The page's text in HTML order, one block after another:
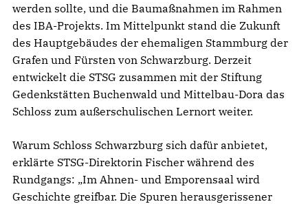
werden sollte, und die Baumaßnahmen im Rahmen
des IBA-Projekts. Im Mittelpunkt stand die Zukunft
des Hauptgebäudes der ehemaligen Stammburg der
Grafen und Fürsten von Schwarzburg. Derzeit
entwickelt die STSG zusammen mit der Stiftung
Gedenkstätten Buchenwald und Mittelbau-Dora das
Schloss zum außerschulischen Lernort weiter.
Warum Schloss Schwarzburg sich dafür anbietet,
erklärte STSG-Direktorin Fischer während des
Rundgangs: „Im Ahnen- und Emporensaal wird
Geschichte greifbar. Die Spuren herausgerissener